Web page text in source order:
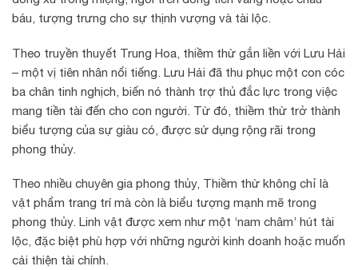
báu, tượng trưng cho sự thịnh vượng và tài lộc.
Theo truyền thuyết Trung Hoa, thiềm thừ gắn liền với Lưu Hải
– một vị tiên nhân nổi tiếng. Lưu Hải đã thu phục một con cóc
ba chân tinh nghịch, biến nó thành trợ thủ đắc lực trong việc
mang tiền tài đến cho con người. Từ đó, thiềm thừ trở thành
biểu tượng của sự giàu có, được sử dụng rộng rãi trong
phong thủy.
Theo nhiều chuyên gia phong thủy, Thiềm thừ không chỉ là
vật phẩm trang trí mà còn là biểu tượng mạnh mẽ trong
phong thủy. Linh vật được xem như một ‘nam châm’ hút tài
lộc, đặc biệt phù hợp với những người kinh doanh hoặc muốn
cải thiện tài chính.